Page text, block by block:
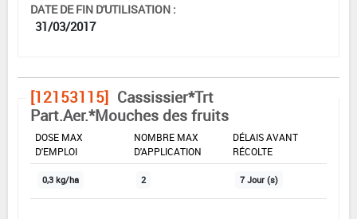
DATE DE FIN D'UTILISATION :
31/03/2017
[12153115] Cassissier*Trt
Part.Aer.*Mouches des fruits
DOSE MAX
D'EMPLOI
NOMBRE MAX
D'APPLICATION
DÉLAIS AVANT
RÉCOLTE
0,3 kg/ha 2 7 Jour (s)